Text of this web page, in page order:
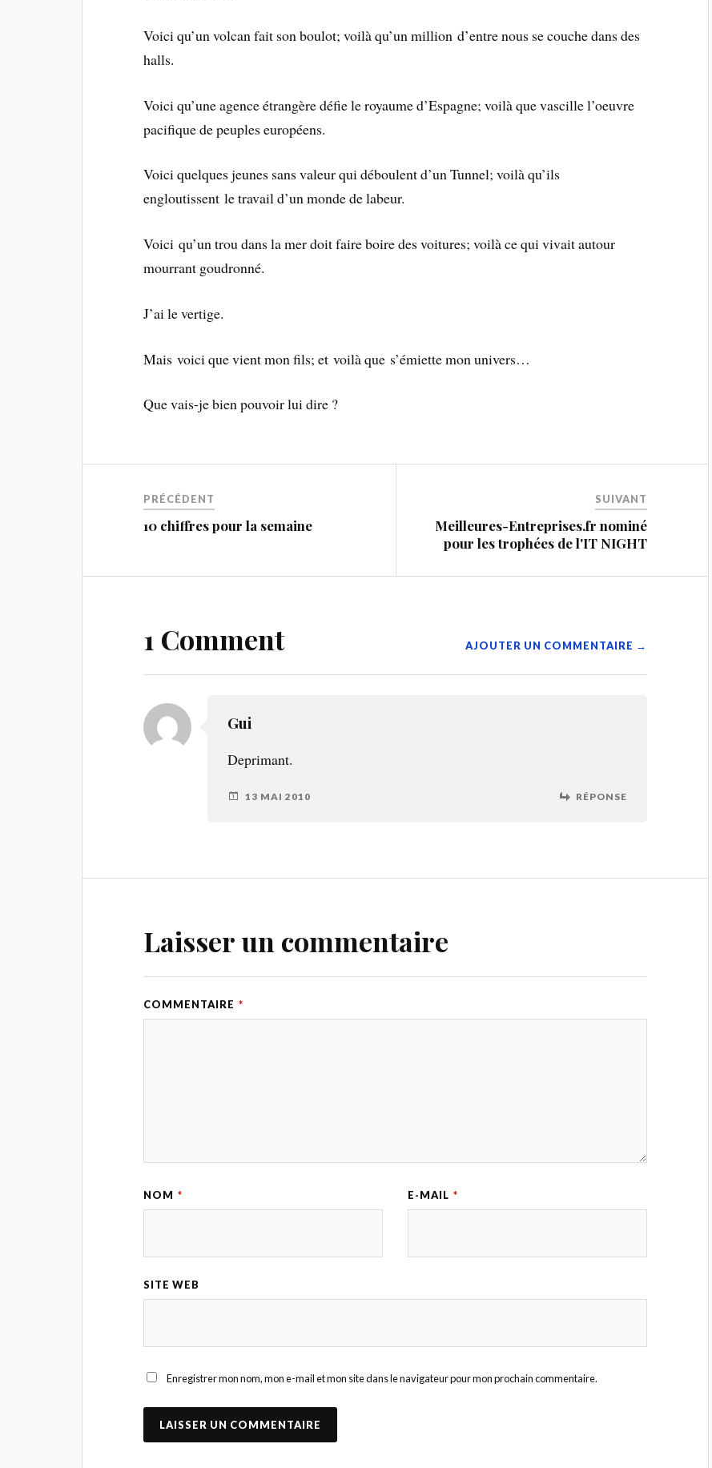
Voici qu’un volcan fait son boulot; voilà qu’un million d’entre nous se couche dans des
halls.
Voici qu’une agence étrangère défie le royaume d’Espagne; voilà que vascille l’oeuvre
pacifique de peuples européens.
Voici quelques jeunes sans valeur qui déboulent d’un Tunnel; voilà qu’ils
engloutissent le travail d’un monde de labeur.
Voici qu’un trou dans la mer doit faire boire des voitures; voilà ce qui vivait autour
mourrant goudronné.
J’ai le vertige.
Mais voici que vient mon fils; et voilà que s’émiette mon univers…
Que vais-je bien pouvoir lui dire ?
PRÉCÉDENT
10 chiffres pour la semaine
SUIVANT
Meilleures-Entreprises.fr nominé
pour les trophées de l'IT NIGHT
1 Comment AJOUTER UN COMMENTAIRE →
Gui
Deprimant.
13 MAI 2010 RÉPONSE
Laisser un commentaire
COMMENTAIRE *
NOM * E-MAIL *
SITE WEB
Enregistrer mon nom, mon e-mail et mon site dans le navigateur pour mon prochain commentaire.